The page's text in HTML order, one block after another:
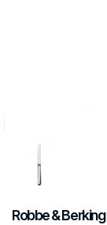
Robbe & Berking